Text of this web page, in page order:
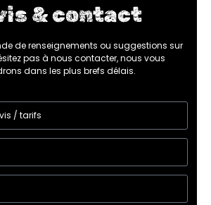
& contact
de renseignements ou suggestions sur
pas à nous contacter, nous vous
dans les plus brefs délais.